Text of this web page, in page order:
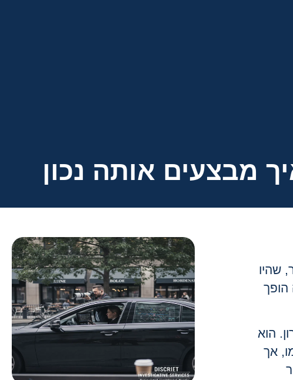
מבצעים אותה נכון
שהיו
הופך
הוא
אך